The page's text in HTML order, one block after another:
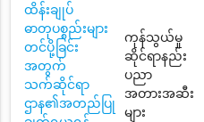
ထိန်းချုပ်
ဓာတုပစ္စည်းများ
တင်ပို့ခြင်း
အတွက်
သက်ဆိုင်ရာ
ဌာန၏အတည်ပြု
ကုန်သွယ်မှု
ဆိုင်ရာနည်း
ပညာ
အတားအဆီး
များ